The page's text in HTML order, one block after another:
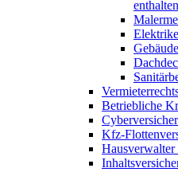
Betriebliche
Kfz-
Hausverwalter